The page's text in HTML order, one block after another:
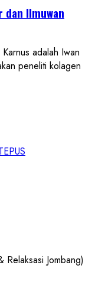
dan Ilmuwan
adalah Iwan
peneliti kolagen
Relaksasi Jombang)